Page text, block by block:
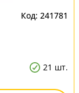
241781
21 шт.